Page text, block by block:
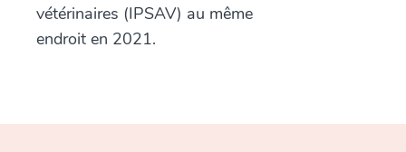
vétérinaires (IPSAV) au même
endroit en 2021.